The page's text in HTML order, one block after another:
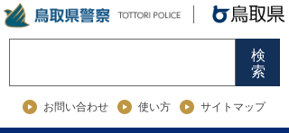
検
索
お問い合わせ 使い方 サイトマップ